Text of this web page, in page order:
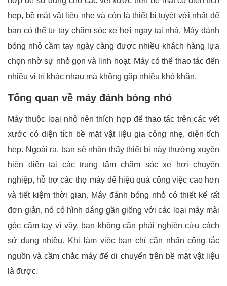
hẹp, bề mặt vật liệu nhẹ và còn là thiết bị tuyệt vời nhất để
bạn có thể tự tay chăm sóc xe hơi ngay tại nhà. Máy đánh
bóng nhỏ cầm tay ngày càng được nhiều khách hàng lựa
chọn nhờ sự nhỏ gọn và linh hoạt. Máy có thể thao tác đến
nhiều vị trí khác nhau mà không gặp nhiều khó khăn.
Tổng quan về máy đánh bóng nhỏ
Máy thuộc loại nhỏ nên thích hợp để thao tác trên các vết
xước có diện tích bề mặt vật liệu gia công nhẹ, diện tích
hẹp. Ngoài ra, bạn sẽ nhận thấy thiết bị này thường xuyên
hiện diện tại các trung tâm chăm sóc xe hơi chuyên
nghiệp, hỗ trợ các thợ máy để hiệu quả công việc cao hơn
và tiết kiệm thời gian. Máy đánh bóng nhỏ có thiết kế rất
đơn giản, nó có hình dáng gần giống với các loại máy mài
góc cầm tay vì vậy, bạn không cần phải nghiên cứu cách
sử dụng nhiều. Khi làm việc bạn chỉ cần nhấn công tắc
nguồn và cầm chắc máy để di chuyển trên bề mặt vật liệu
là được.